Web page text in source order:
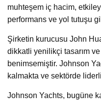
muhteşem iç hacim,
performans ve yol tutuşu
Şirketin kurucusu John
dikkatli yenilikçi tasarım
benimsemiştir. Johnson
kalmakta ve sektörde
Johnson Yachts, bugüne